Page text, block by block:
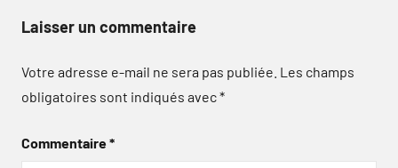
Laisser un commentaire
Votre adresse e-mail ne sera pas publiée. Les champs
obligatoires sont indiqués avec*
Commentaire*